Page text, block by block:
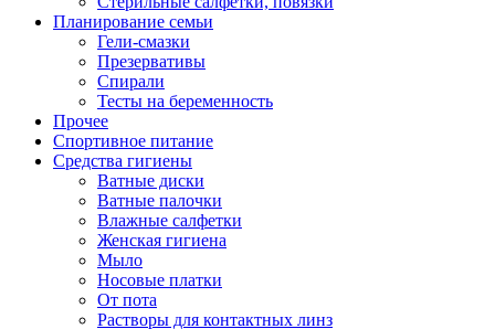
Планирование семьи
Гели-смазки
Презервативы
Спирали
Тесты на беременность
Прочее
Спортивное питание
Средства гигиены
Ватные диски
Ватные палочки
Влажные салфетки
Женская гигиена
Мыло
Носовые платки
От пота
Растворы для контактных линз